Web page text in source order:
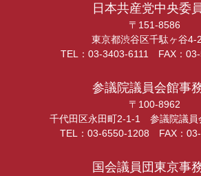
日本共産党中央委
〒151-8586
東京都渋谷区千駄ヶ谷4-
TEL：03-3403-6111 FAX：
参議院議員会館事
〒100-8962
千代田区永田町2-1-1 参議院議員
TEL：03-6550-1208 FAX：
国会議員団東京事